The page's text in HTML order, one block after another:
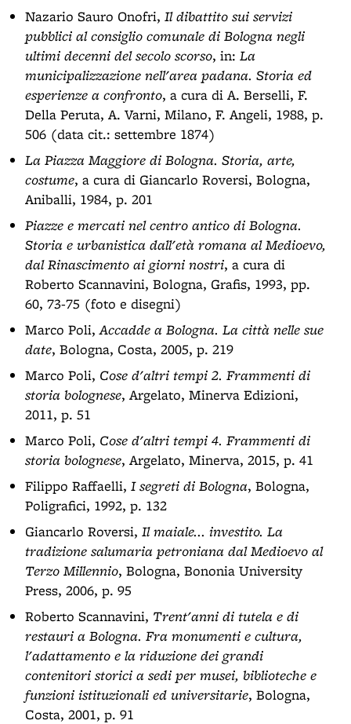
Nazario Sauro Onofri, Il dibattito sui servizi
pubblici al consiglio comunale di Bologna negli
ultimi decenni del secolo scorso, in: La
municipalizzazione nell'area padana. Storia ed
esperienze a confronto, a cura di A. Berselli, F.
Della Peruta, A. Varni, Milano, F. Angeli, 1988, p.
506 (data cit.: settembre 1874)
La Piazza Maggiore di Bologna. Storia, arte,
costume, a cura di Giancarlo Roversi, Bologna,
Aniballi, 1984, p. 201
Piazze e mercati nel centro antico di Bologna.
Storia e urbanistica dall'età romana al Medioevo,
dal Rinascimento ai giorni nostri, a cura di
Roberto Scannavini, Bologna, Grafis, 1993, pp.
60, 73-75 (foto e disegni)
Marco Poli,Accadde a Bologna. La città nelle sue
date, Bologna, Costa, 2005, p. 219
Marco Poli, Cose d'altri tempi 2. Frammenti di
storia bolognese, Argelato, Minerva Edizioni,
2011, p. 51
Marco Poli, Cose d'altri tempi 4. Frammenti di
storia bolognese, Argelato, Minerva, 2015, p. 41
Filippo Raffaelli, I segreti di Bologna, Bologna,
Poligrafici, 1992, p. 132
Giancarlo Roversi, Il maiale... investito. La
tradizione salumaria petroniana dal Medioevo al
Terzo Millennio, Bologna, Bononia University
Press, 2006, p. 95
Roberto Scannavini, Trent'anni di tutela e di
restauri a Bologna. Fra monumenti e cultura,
l'adattamento e la riduzione dei grandi
contenitori storici a sedi per musei, biblioteche e
funzioni istituzionali ed universitarie, Bologna,
Costa, 2001, p. 91